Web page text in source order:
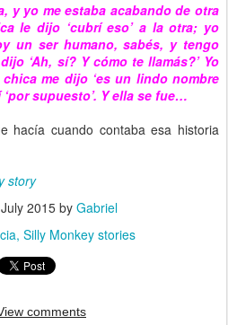
y yo me estaba acabando de otra
le dijo ‘cubrí eso’ a la otra; yo
un ser humano, sabés, y tengo
‘Ah, sí? Y cómo te llamás?’ Yo
me dijo ‘es un lindo nombre
supuesto’. Y ella se fue…
hacía cuando contaba esa historia
story
2015by Gabriel
Silly Monkey stories
comments